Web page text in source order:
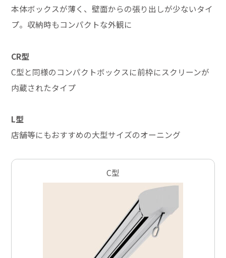
本体ボックスが薄く、壁面からの張り出しが少ないタイ
プ。収納時もコンパクトな外観に
CR型
C型と同様のコンパクトボックスに前枠にスクリーンが
内蔵されたタイプ
L型
店舗等にもおすすめの大型サイズのオーニング
C型